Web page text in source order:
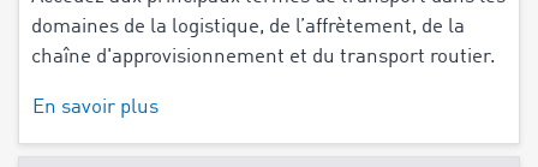
domaines de la logistique, de l’affrètement, de la
chaîne d'approvisionnement et du transport routier.
En savoir plus